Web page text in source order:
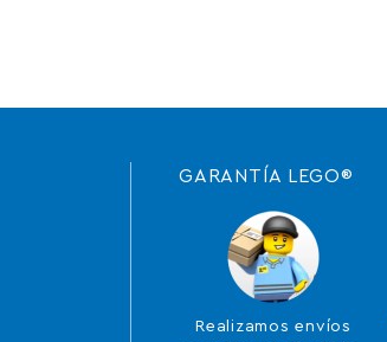
GARANTÍA LEGO®
Realizamos envíos